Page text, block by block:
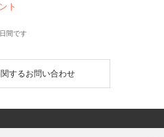
ト
間です
するお問い合わせ